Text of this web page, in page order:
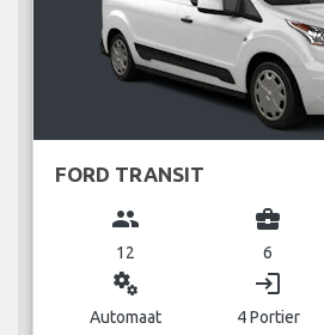
FORD TRANSIT
group
12
business_center
6
miscellaneous_services
Automaat
login
4 Portier